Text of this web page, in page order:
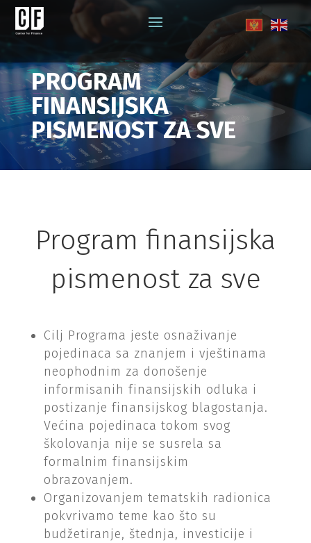
PROGRAM
FINANSIJSKA
PISMENOST ZA SVE
Program finansijska
pismenost za sve
Cilj Programa jeste osnaživanje
pojedinaca sa znanjem i vještinama
neophodnim za donošenje
informisanih finansijskih odluka i
postizanje finansijskog blagostanja.
Većina pojedinaca tokom svog
školovanja nije se susrela sa
formalnim finansijskim
obrazovanjem.
Organizovanjem tematskih radionica
pokvrivamo teme kao što su
budžetiranje, štednja, investicije i